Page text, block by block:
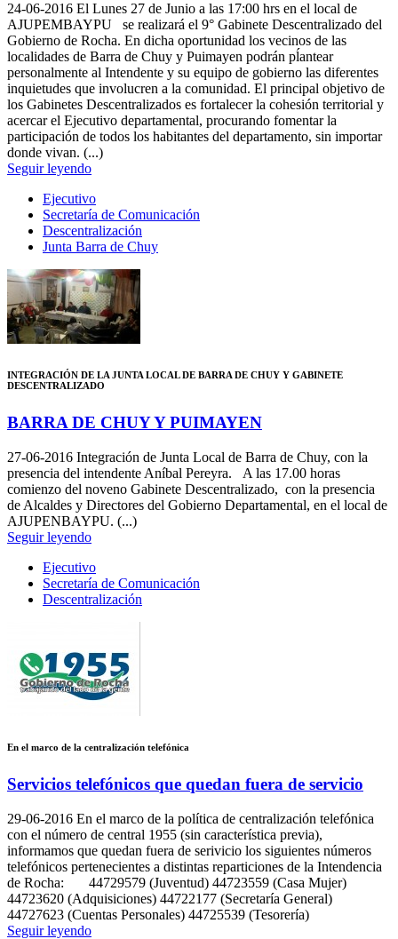
24-06-2016 El Lunes 27 de Junio a las 17:00 hrs en el local de
AJUPEMBAYPU se realizará el 9° Gabinete Descentralizado del
Gobierno de Rocha. En dicha oportunidad los vecinos de las
localidades de Barra de Chuy y Puimayen podrán pĺantear
personalmente al Intendente y su equipo de gobierno las diferentes
inquietudes que involucren a la comunidad. El principal objetivo de
los Gabinetes Descentralizados es fortalecer la cohesión territorial y
acercar el Ejecutivo departamental, procurando fomentar la
participación de todos los habitantes del departamento, sin importar
donde vivan. (...)
Seguir leyendo
Ejecutivo
Secretaría de Comunicación
Descentralización
Junta Barra de Chuy
INTEGRACIÓN DE LA JUNTA LOCAL DE BARRA DE CHUY Y GABINETE
DESCENTRALIZADO
BARRA DE CHUY Y PUIMAYEN
27-06-2016 Integración de Junta Local de Barra de Chuy, con la
presencia del intendente Aníbal Pereyra. A las 17.00 horas
comienzo del noveno Gabinete Descentralizado, con la presencia
de Alcaldes y Directores del Gobierno Departamental, en el local de
AJUPENBAYPU. (...)
Seguir leyendo
Ejecutivo
Secretaría de Comunicación
Descentralización
En el marco de la centralización telefónica
Servicios telefónicos que quedan fuera de servicio
29-06-2016 En el marco de la política de centralización telefónica
con el número de central 1955 (sin característica previa),
informamos que quedan fuera de serivicio los siguientes números
telefónicos pertenecientes a distintas reparticiones de la Intendencia
de Rocha: 44729579 (Juventud) 44723559 (Casa Mujer)
44723620 (Adquisiciones) 44722177 (Secretaría General)
44727623 (Cuentas Personales) 44725539 (Tesorería)
Seguir leyendo